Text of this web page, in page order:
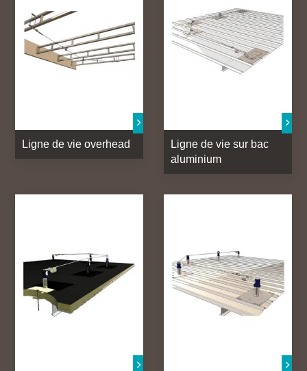
Ligne de vie overhead
Ligne de vie sur bac
aluminium